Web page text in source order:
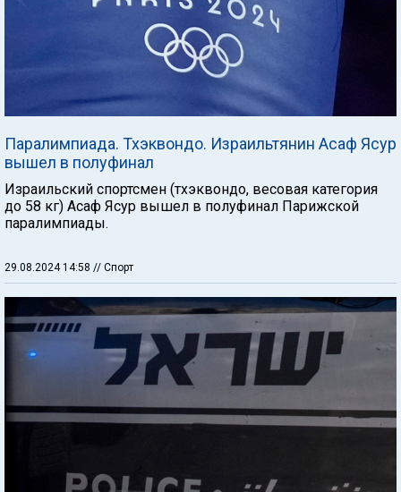
Паралимпиада. Тхэквондо. Израильтянин Асаф Ясур
вышел в полуфинал
Израильский спортсмен (тхэквондо, весовая категория
до 58 кг) Асаф Ясур вышел в полуфинал Парижской
паралимпиады.
29.08.2024 14:58 // Спорт